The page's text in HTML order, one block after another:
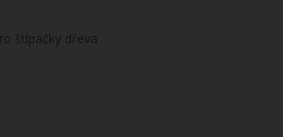
štípačky dřeva